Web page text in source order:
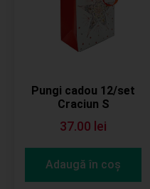
Pungi cadou 12/set
Craciun S
37.00 lei
Adaugă în coș